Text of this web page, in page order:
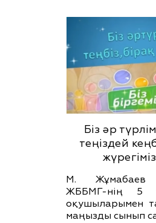
Біз әр
теңіздей
М. Жұмабаев
ЖББМГ-нің 5
оқушыларымен
маңызды сынып